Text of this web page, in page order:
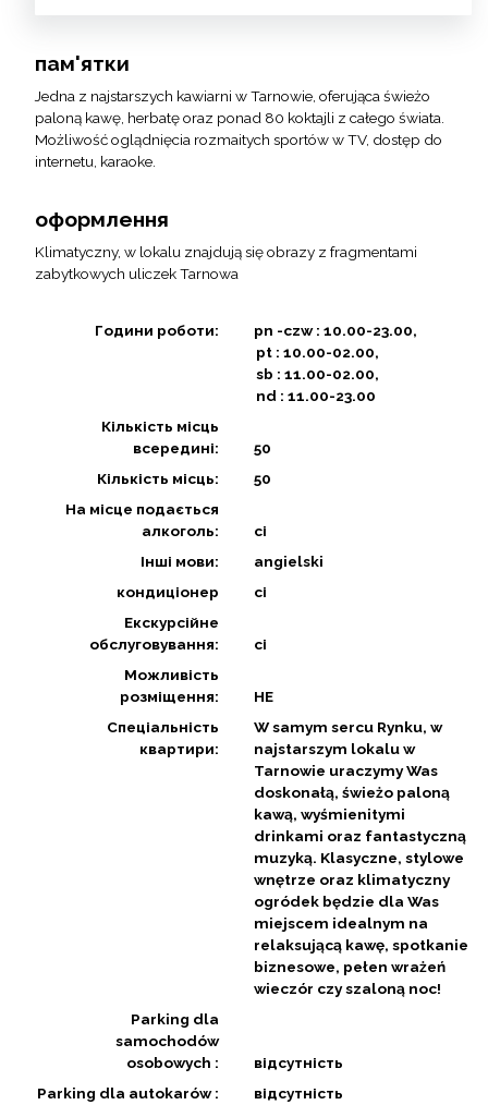
пам'ятки
Jedna z najstarszych kawiarni w Tarnowie, oferująca świeżo
paloną kawę, herbatę oraz ponad 80 koktajli z całego świata.
Możliwość oglądnięcia rozmaitych sportów w TV, dostęp do
internetu, karaoke.
оформлення
Klimatyczny, w lokalu znajdują się obrazy z fragmentami
zabytkowych uliczek Tarnowa
Години роботи:
pn -czw : 10.00-23.00
pt : 10.00-02.00
sb : 11.00-02.00
nd : 11.00-23.00
Кількість місць
всередині:
50
Кількість місць:
50
На місце подається
алкоголь:
сі
Інші мови:
angielski
кондиціонер
сі
Екскурсійне
обслуговування:
сі
Можливість
розміщення:
НЕ
Спеціальність
квартири:
W samym sercu Rynku, w
najstarszym lokalu w
Tarnowie uraczymy Was
doskonałą, świeżo paloną
kawą, wyśmienitymi
drinkami oraz fantastyczną
muzyką. Klasyczne, stylowe
wnętrze oraz klimatyczny
ogródek będzie dla Was
miejscem idealnym na
relaksującą kawę, spotkanie
biznesowe, pełen wrażeń
wieczór czy szaloną noc!
Parking dla
samochodów
osobowych :
відсутність
Parking dla autokarów :
відсутність